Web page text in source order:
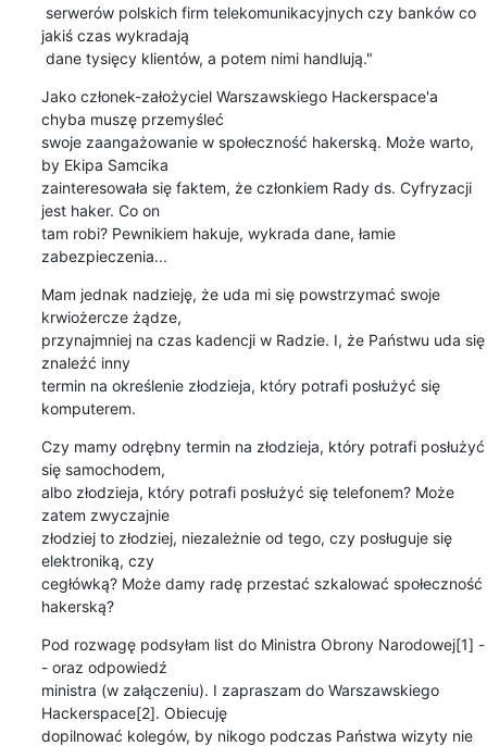
jakiś czas wykradają
dane tysięcy klientów, a potem nimi handlują."
Jako członek-założyciel Warszawskiego Hackerspace'a
chyba muszę przemyśleć
swoje zaangażowanie w społeczność hakerską. Może warto,
by Ekipa Samcika
zainteresowała się faktem, że członkiem Rady ds. Cyfryzacji
jest haker. Co on
tam robi? Pewnikiem hakuje, wykrada dane, łamie
zabezpieczenia...
Mam jednak nadzieję, że uda mi się powstrzymać swoje
krwiożercze żądze,
przynajmniej na czas kadencji w Radzie. I, że Państwu uda się
znaleźć inny
termin na określenie złodzieja, który potrafi posłużyć się
komputerem.
Czy mamy odrębny termin na złodzieja, który potrafi posłużyć
się samochodem,
albo złodzieja, który potrafi posłużyć się telefonem? Może
zatem zwyczajnie
złodziej to złodziej, niezależnie od tego, czy posługuje się
elektroniką, czy
cegłówką? Może damy radę przestać szkalować społeczność
hakerską?
Pod rozwagę podsyłam list do Ministra Obrony Narodowej[1] -
- oraz odpowiedź
ministra (w załączeniu). I zapraszam do Warszawskiego
Hackerspace[2]. Obiecuję
dopilnować kolegów, by nikogo podczas Państwa wizyty nie